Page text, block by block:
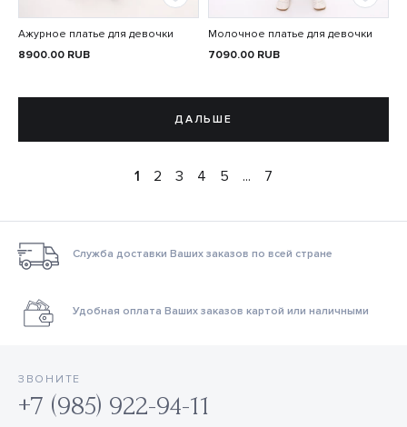
Ажурное платье для девочки
8900.00 RUB
Молочное платье для девочки
7090.00 RUB
ДАЛЬШЕ
1 2 3 4 5 ... 7
Служба доставки Ваших заказов по всей стране
Удобная оплата Ваших заказов картой или наличными
ЗВОНИТЕ
+7 (985) 922-94-11